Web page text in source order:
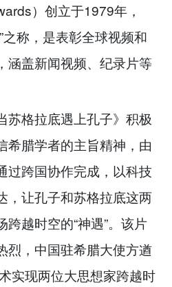
）创立于1979年，
之称，是表彰全球视频和
涵盖新闻视频、纪录片等
苏格拉底遇上孔子》积极
希腊学者的主旨精神，由
过跨国协作完成，以科技
，让孔子和苏格拉底这两
越时空的“神遇”。该片
烈，中国驻希腊大使方遒
实现两位大思想家跨越时